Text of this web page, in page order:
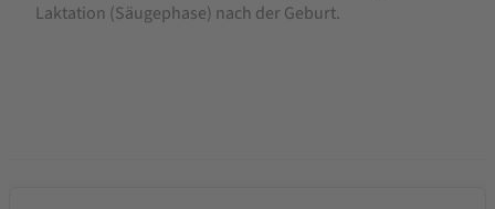
Laktation (Säugephase) nach der Geburt.